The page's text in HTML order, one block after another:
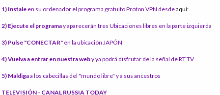
1) Instale en su ordenador el programa gratuito Proton VPN desdeaquí:
2) Ejecute el programay aparecerán tres Ubicaciones libres en la parte izquierda
3) Pulse "CONECTAR" en la ubicación JAPÓN
4) Vuelva a entrar en nuestra weby ya podrá disfrutar de la señal de RT TV
5) Maldigaa los cabecillas del "mundo libre" y a sus ancestros
TELEVISIÓN - CANAL RUSSIA TODAY